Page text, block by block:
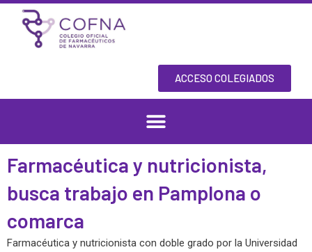
Skip
content
ACCESO COLEGIADOS
Farmacéutica y nutricionista,
busca trabajo en Pamplona o
comarca
Farmacéutica y nutricionista con doble grado por la Universidad